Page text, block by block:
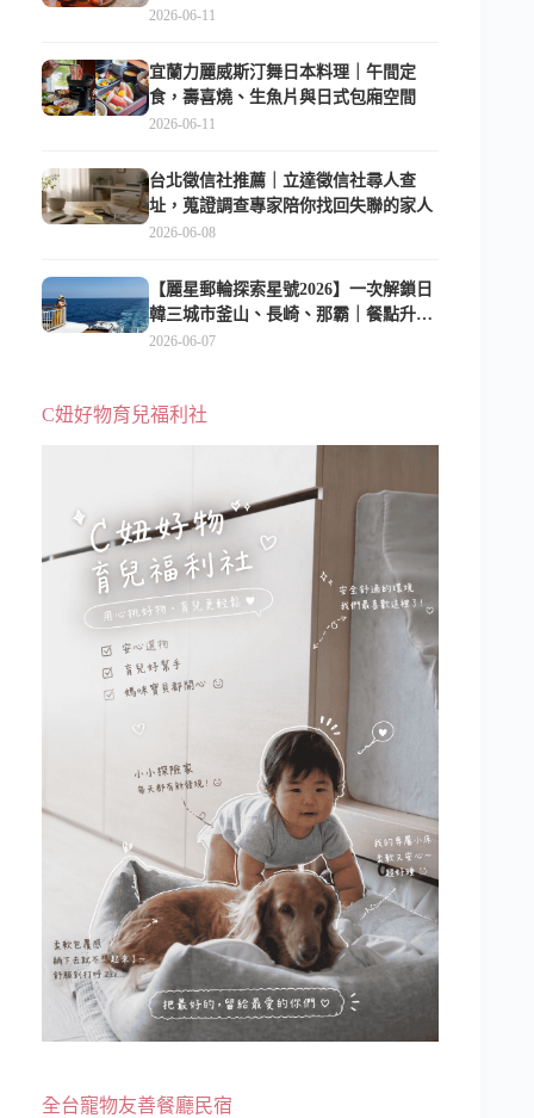
2026-06-11
宜蘭力麗威斯汀舞日本料理｜午間定
食，壽喜燒、生魚片與日式包廂空間
2026-06-11
台北徵信社推薦｜立達徵信社尋人查
址，蒐證調查專家陪你找回失聯的家人
2026-06-08
【麗星郵輪探索星號2026】一次解鎖日
韓三城市釜山、長崎、那霸｜餐點升
級、表演更新、船上慶生超難忘
2026-06-07
C妞好物育兒福利社
全台寵物友善餐廳民宿